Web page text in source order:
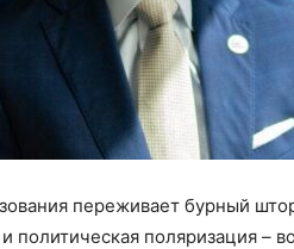
переживает бурный
поляризация –